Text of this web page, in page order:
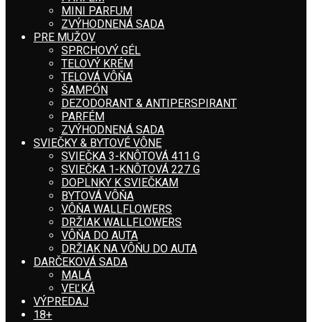
MINI PARFUM
ZVÝHODNENÁ SADA
PRE MUŽOV
SPRCHOVÝ GÉL
TELOVÝ KRÉM
TELOVÁ VÔŇA
ŠAMPÓN
DEZODORANT & ANTIPERSPIRANT
PARFÉM
ZVÝHODNENÁ SADA
SVIEČKY & BYTOVÉ VÔNE
SVIEČKA 3-KNÔTOVÁ 411 G
SVIEČKA 1-KNÔTOVÁ 227 G
DOPLNKY K SVIEČKAM
BYTOVÁ VÔŇA
VÔŇA WALLFLOWERS
DRŽIAK WALLFLOWERS
VÔŇA DO AUTA
DRŽIAK NA VÔŇU DO AUTA
DARČEKOVÁ SADA
MALÁ
VEĽKÁ
VÝPREDAJ
18+